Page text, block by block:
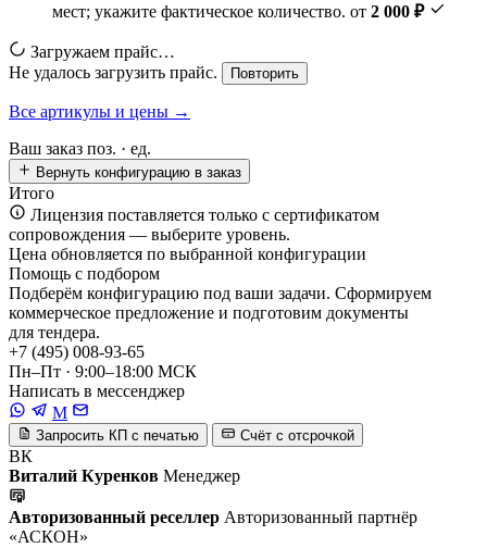
мест; укажите фактическое количество. от 2 000 ₽
Загружаем прайс…
Не удалось загрузить прайс.
Повторить
Все артикулы и цены →
Ваш заказ поз. · ед.
Вернуть конфигурацию в заказ
Итого
Лицензия поставляется только с сертификатом
сопровождения — выберите уровень.
Цена обновляется по выбранной конфигурации
Помощь с подбором
Подберём конфигурацию под ваши задачи. Сформируем
коммерческое предложение и подготовим документы
для тендера.
+7 (495) 008-93-65
Пн–Пт · 9:00–18:00 МСК
Написать в мессенджер
M
Запросить КП с печатью Счёт с отсрочкой
ВК
Виталий Куренков Менеджер
Авторизованный реселлер Авторизованный партнёр
«АСКОН»